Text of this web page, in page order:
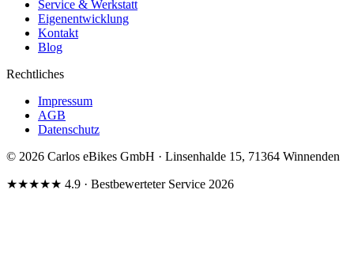
Service & Werkstatt
Eigenentwicklung
Kontakt
Blog
Rechtliches
Impressum
AGB
Datenschutz
© 2026 Carlos eBikes GmbH · Linsenhalde 15, 71364 Winnenden
★★★★★ 4.9 · Bestbewerteter Service 2026